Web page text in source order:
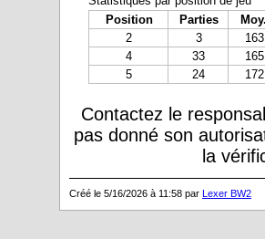
Position
Parties
2
3
4
33
5
24
Contactez le
pas donné son
la
Créé le 5/16/2026 à 11:58 par Lexer BW2